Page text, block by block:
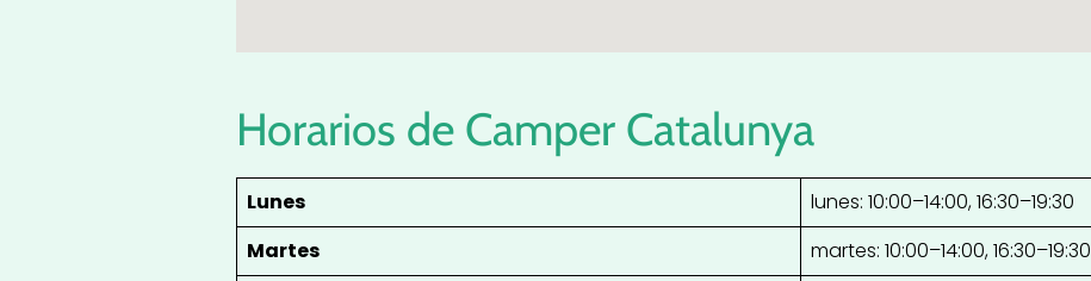
Horarios de Camper Catalunya
Lunes
lunes: 10:00–14:00, 16:30–19:30
Martes
martes: 10:00–14:00, 16:30–19:30